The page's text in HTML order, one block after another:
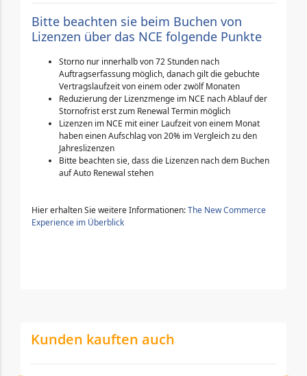
Bitte beachten sie beim Buchen von
Lizenzen über das NCE folgende Punkte
Storno nur innerhalb von 72 Stunden nach
Auftragserfassung möglich, danach gilt die gebuchte
Vertragslaufzeit von einem oder zwölf Monaten
Reduzierung der Lizenzmenge im NCE nach Ablauf der
Stornofrist erst zum Renewal Termin möglich
Lizenzen im NCE mit einer Laufzeit von einem Monat
haben einen Aufschlag von 20% im Vergleich zu den
Jahreslizenzen
Bitte beachten sie, dass die Lizenzen nach dem Buchen
auf Auto Renewal stehen
Hier erhalten Sie weitere Informationen:The New Commerce
Experience im Überblick
Kunden kauften auch